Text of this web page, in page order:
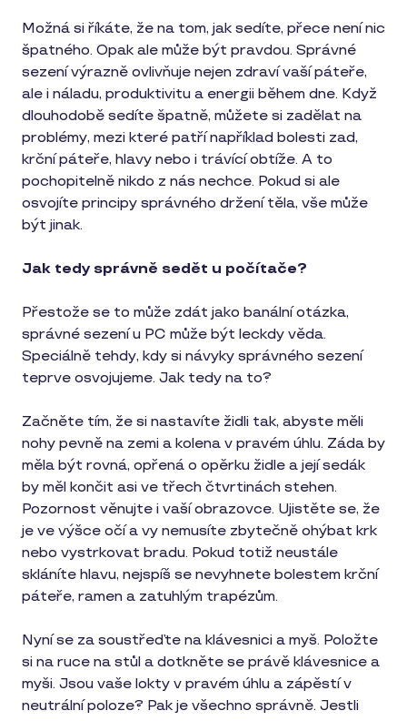
Možná si říkáte, že na tom, jak sedíte, přece není nic
špatného. Opak ale může být pravdou. Správné
sezení výrazně ovlivňuje nejen zdraví vaší páteře,
ale i náladu, produktivitu a energii během dne. Když
dlouhodobě sedíte špatně, můžete si zadělat na
problémy, mezi které patří například bolesti zad,
krční páteře, hlavy nebo i trávící obtíže. A to
pochopitelně nikdo z nás nechce. Pokud si ale
osvojíte principy správného držení těla, vše může
být jinak.
Jak tedy správně sedět u počítače?
Přestože se to může zdát jako banální otázka,
správné sezení u PC může být leckdy věda.
Speciálně tehdy, kdy si návyky správného sezení
teprve osvojujeme. Jak tedy na to?
Začněte tím, že si nastavíte židli tak, abyste měli
nohy pevně na zemi a kolena v pravém úhlu. Záda by
měla být rovná, opřená o opěrku židle a její sedák
by měl končit asi ve třech čtvrtinách stehen.
Pozornost věnujte i vaší obrazovce. Ujistěte se, že
je ve výšce očí a vy nemusíte zbytečně ohýbat krk
nebo vystrkovat bradu. Pokud totiž neustále
skláníte hlavu, nejspíš se nevyhnete bolestem krční
páteře, ramen a zatuhlým trapézům.
Nyní se za soustřeďte na klávesnici a myš. Položte
si na ruce na stůl a dotkněte se právě klávesnice a
myši. Jsou vaše lokty v pravém úhlu a zápěstí v
neutrální poloze? Pak je všechno správně. Jestli